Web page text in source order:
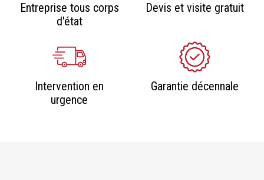
Entreprise tous corps
d'état
Devis et visite gratuit
Intervention en
urgence
Garantie décennale